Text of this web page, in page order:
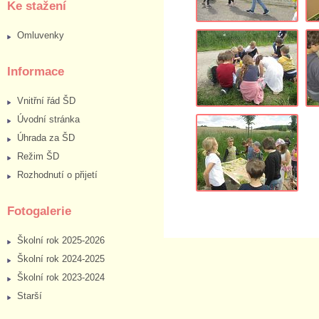
Ke stažení
Omluvenky
Informace
Vnitřní řád ŠD
Úvodní stránka
Úhrada za ŠD
Režim ŠD
Rozhodnutí o přijetí
Fotogalerie
Školní rok 2025-2026
Školní rok 2024-2025
Školní rok 2023-2024
Starší